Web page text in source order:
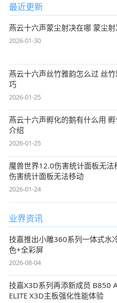
最近更新
燕云十六声蒙尘射决在哪 蒙尘
2026-01-30
燕云十六声丝竹雅韵怎么过 丝
巧
2026-01-25
燕云十六声孵化的鹅有什么用
介绍
2026-01-25
魔兽世界12.0伤害统计面板无法
伤害统计面板无法移动
2026-01-24
业界资讯
技嘉推出小雕360系列一体式水
色+全彩屏
2026-08-04
技嘉X3D系列再添新成员 B850
ELITE X3D主板强化性能体验